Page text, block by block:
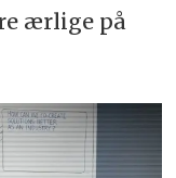
ærlige på